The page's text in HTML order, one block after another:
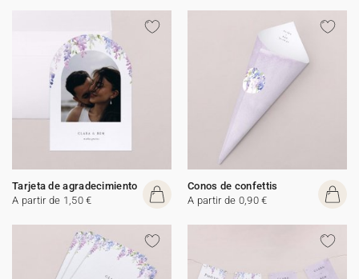
Tarjeta de agradecimiento
A partir de 1,50 €
Conos de confettis
A partir de 0,90 €